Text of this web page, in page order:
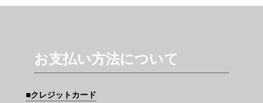
お支払い方法について
クレジットカード